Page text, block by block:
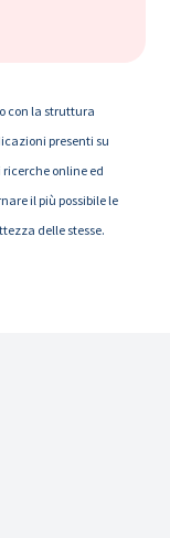
con la struttura
presenti su
online ed
il più possibile le
delle stesse.